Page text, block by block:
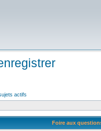
actifs
Foire aux